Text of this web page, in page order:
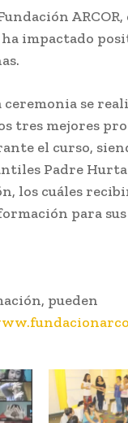
impactado
se
tres mejores
el curso,
Padre
los cuáles
para
pueden